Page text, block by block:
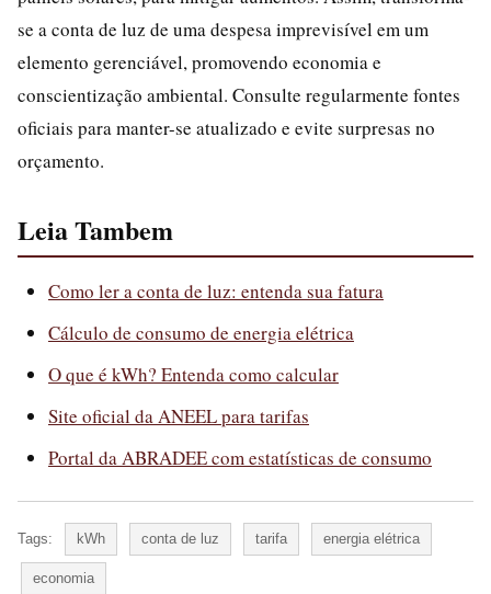
se a conta de luz de uma despesa imprevisível em um
elemento gerenciável, promovendo economia e
conscientização ambiental. Consulte regularmente fontes
oficiais para manter-se atualizado e evite surpresas no
orçamento.
Leia Tambem
Como ler a conta de luz: entenda sua fatura
Cálculo de consumo de energia elétrica
O que é kWh? Entenda como calcular
Site oficial da ANEEL para tarifas
Portal da ABRADEE com estatísticas de consumo
Tags: kWh conta de luz tarifa energia elétrica
economia